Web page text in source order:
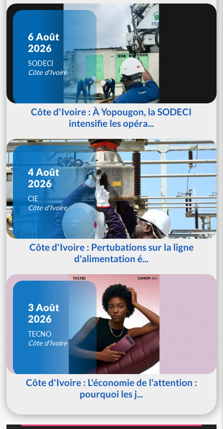
6 Août
2026
SODECI
Côte d'Ivoire
Côte d'Ivoire : À Yopougon, la SODECI
intensifie les opéra...
4 Août
2026
CIE
Côte d'Ivoire
Côte d'Ivoire : Pertubations sur la ligne
d'alimentation é...
3 Août
2026
TECNO
Côte d'Ivoire
Côte d'Ivoire : L'économie de l'attention :
pourquoi les j...